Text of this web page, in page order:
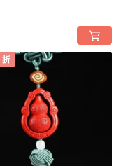
陰，人受於陰則會陰陽失
中醫稱之為極陽之物，具
壽、悠閒自得。且我國中
用，所以經常走夜路做噩夢
折